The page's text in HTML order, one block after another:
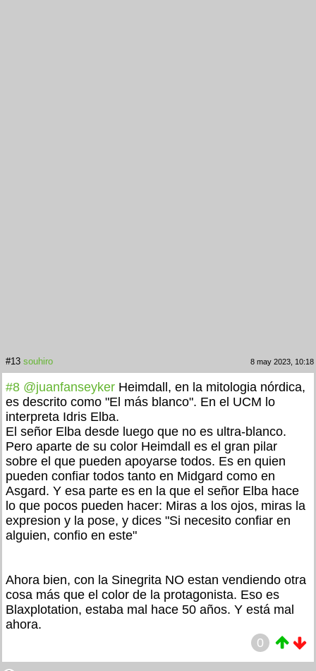
#13 souhiro 8 may 2023, 10:18
#8 @juanfanseyker Heimdall, en la mitologia nórdica,
es descrito como "El más blanco". En el UCM lo
interpreta Idris Elba.
El señor Elba desde luego que no es ultra-blanco.
Pero aparte de su color Heimdall es el gran pilar
sobre el que pueden apoyarse todos. Es en quien
pueden confiar todos tanto en Midgard como en
Asgard. Y esa parte es en la que el señor Elba hace
lo que pocos pueden hacer: Miras a los ojos, miras la
expresion y la pose, y dices "Si necesito confiar en
alguien, confio en este"
Ahora bien, con la Sinegrita NO estan vendiendo otra
cosa más que el color de la protagonista. Eso es
Blaxplotation, estaba mal hace 50 años. Y está mal
ahora.
0